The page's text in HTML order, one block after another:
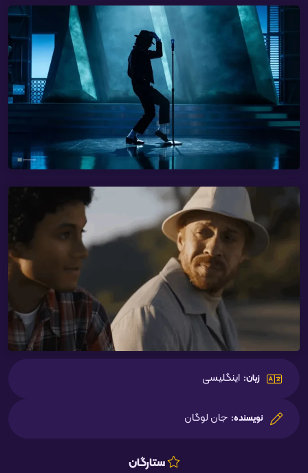
زبان: اینگلیسی
نویسنده: جان لوگان
ستارگان